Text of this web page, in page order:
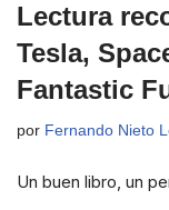
Lectura
Tesla,
Fantastic
por Fernando Nieto
Un buen libro, un